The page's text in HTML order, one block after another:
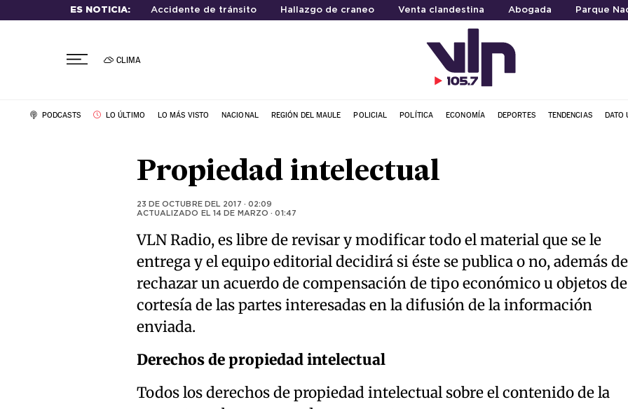
ES NOTICIA: Accidente de tránsito Hallazgo de craneo Venta clandestina Abogada Parque
CLIMA
PODCASTS LO ÚLTIMO LO MÁS VISTO NACIONAL REGIÓN DEL MAULE POLICIAL POLÍTICA ECONOMÍA DEPORTES TENDENCIAS DATO
Propiedad intelectual
23 DE OCTUBRE DEL 2017 · 02:09
ACTUALIZADO EL 14 DE MARZO · 01:47
VLN Radio, es libre de revisar y modificar todo el material que se le
entrega y el equipo editorial decidirá si éste se publica o no, además de
rechazar un acuerdo de compensación de tipo económico u objetos de
cortesía de las partes interesadas en la difusión de la información
enviada.
Derechos de propiedad intelectual
Todos los derechos de propiedad intelectual sobre el contenido de la